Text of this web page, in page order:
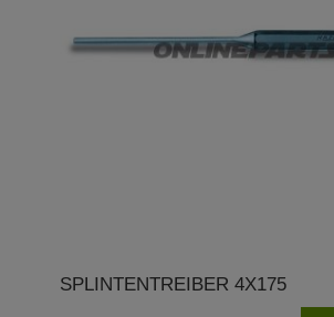
SPLINTENTREIBER 4X175